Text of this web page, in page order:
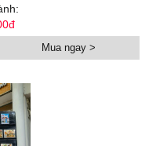
Mua ngay >